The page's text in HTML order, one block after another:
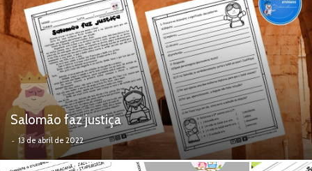
Salomão faz justiça
- 13 de abril de 2022